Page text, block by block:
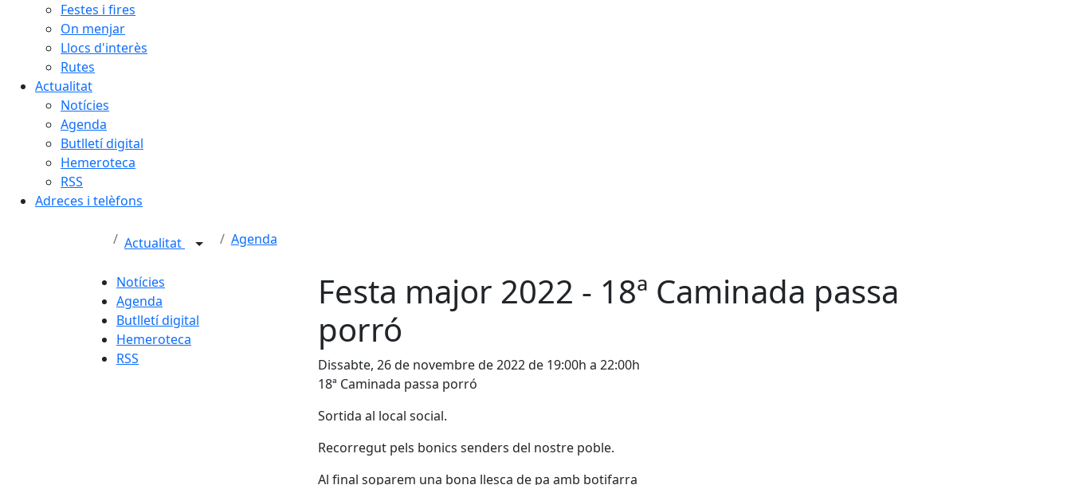
Festes i fires
On menjar
Llocs d'interès
Rutes
Actualitat
Notícies
Agenda
Butlletí digital
Hemeroteca
RSS
Adreces i telèfons
Actualitat Agenda
Notícies
Agenda
Butlletí digital
Hemeroteca
RSS
Festa major 2022 - 18ª Caminada passa
porró
Dissabte, 26 de novembre de 2022 de 19:00h a 22:00h
18ª Caminada passa porró
Sortida al local social.
Recorregut pels bonics senders del nostre poble.
Al final soparem una bona llesca de pa amb botifarra